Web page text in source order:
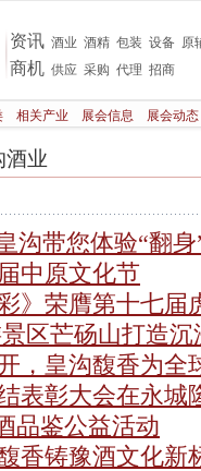
资讯 酒业 酒精 包装 设备 原
商机 供应 采购 代理 招商
相关产业 展会信息 展会动态
酒业
沟带您体验“翻身
中原文化节
》荣膺第十七届
区芒砀山打造沉
，皇沟馥香为全
表彰大会在永城
品鉴公益活动
香铸豫酒文化新